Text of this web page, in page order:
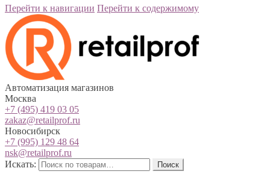
Перейти к навигации Перейти к содержимому
Автоматизация магазинов
Москва
+7 (495) 419 03 05
zakaz@retailprof.ru
Новосибирск
+7 (995) 129 48 64
nsk@retailprof.ru
Искать:
Поиск